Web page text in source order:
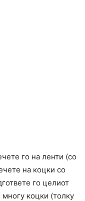
го на ленти (со
на коцки со
го целиот
коцки (толку